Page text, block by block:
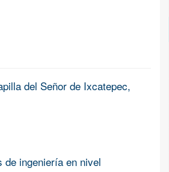
del Señor de Ixcatepec,
de ingeniería en nivel